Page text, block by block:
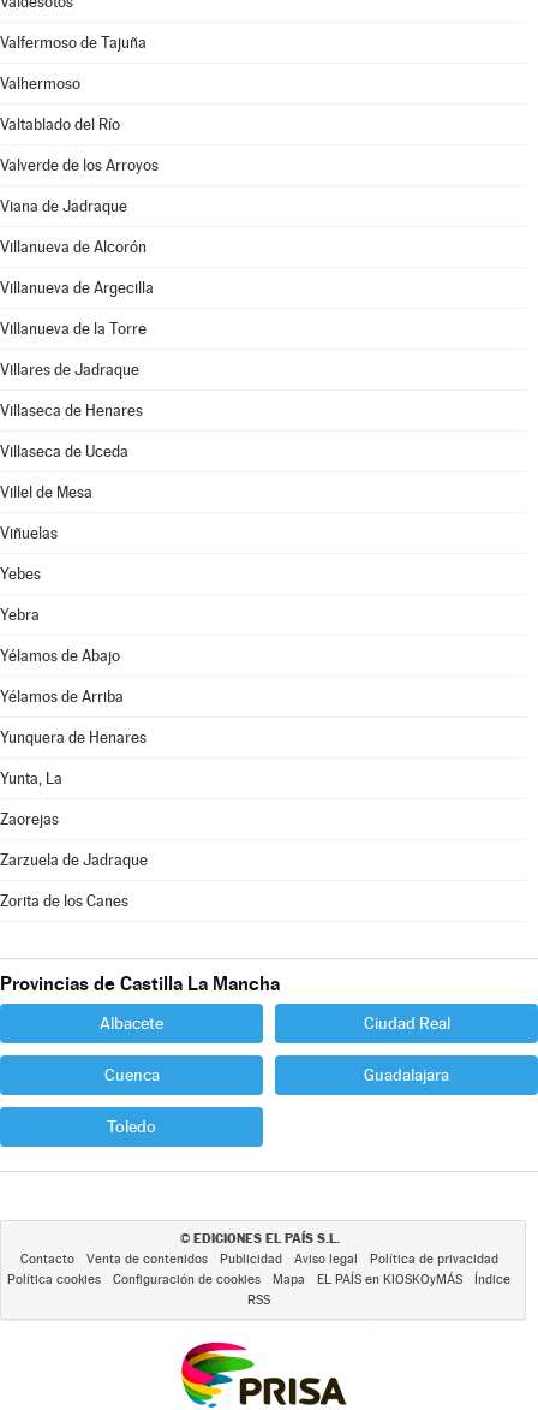
Valfermoso de Tajuña
Valhermoso
Valtablado del Río
Valverde de los Arroyos
Viana de Jadraque
Villanueva de Alcorón
Villanueva de Argecilla
Villanueva de la Torre
Villares de Jadraque
Villaseca de Henares
Villaseca de Uceda
Villel de Mesa
Viñuelas
Yebes
Yebra
Yélamos de Abajo
Yélamos de Arriba
Yunquera de Henares
Yunta, La
Zaorejas
Zarzuela de Jadraque
Zorita de los Canes
Provincias de Castilla La Mancha
Albacete Ciudad Real
Cuenca Guadalajara
Toledo
© EDICIONES EL PAÍS S.L.
Contacto Venta de contenidos Publicidad Aviso legal
Política de privacidad
Política cookies
Configuración de cookies Mapa EL PAÍS en KIOSKOyMÁS
Índice
RSS